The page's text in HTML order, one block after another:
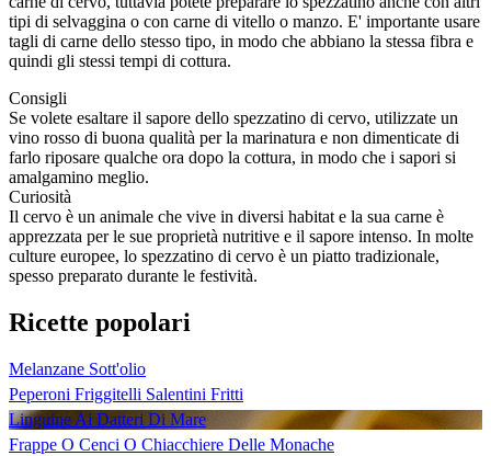
tipi di selvaggina o con carne di vitello o manzo. E' importante usare
tagli di carne dello stesso tipo, in modo che abbiano la stessa fibra e
quindi gli stessi tempi di cottura.
Consigli
Se volete esaltare il sapore dello spezzatino di cervo, utilizzate un
vino rosso di buona qualità per la marinatura e non dimenticate di
farlo riposare qualche ora dopo la cottura, in modo che i sapori si
amalgamino meglio.
Curiosità
Il cervo è un animale che vive in diversi habitat e la sua carne è
apprezzata per le sue proprietà nutritive e il sapore intenso. In molte
culture europee, lo spezzatino di cervo è un piatto tradizionale,
spesso preparato durante le festività.
Ricette popolari
Melanzane Sott'olio
Peperoni Friggitelli Salentini Fritti
Linguine Ai Datteri Di Mare
Frappe O Cenci O Chiacchiere Delle Monache